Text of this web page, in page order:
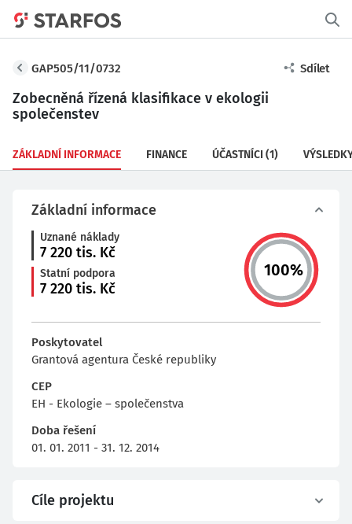
GAP505/11/0732 Sdílet
Zobecněná řízená klasifikace v ekologii
společenstev
ZÁKLADNÍ INFORMACE FINANCE ÚČASTNÍCI (1)
Základní informace
Uznané náklady
7 220 tis. Kč
Statní podpora
7 220 tis. Kč
100%
Poskytovatel
Grantová agentura České republiky
CEP
EH - Ekologie – společenstva
Doba řešení
01. 01. 2011 - 31. 12. 2014
Cíle projektu